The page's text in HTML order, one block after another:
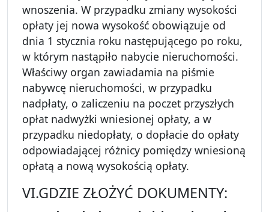
wnoszenia. W przypadku zmiany wysokości
opłaty jej nowa wysokość obowiązuje od
dnia 1 stycznia roku następującego po roku,
w którym nastąpiło nabycie nieruchomości.
Właściwy organ zawiadamia na piśmie
nabywcę nieruchomości, w przypadku
nadpłaty, o zaliczeniu na poczet przyszłych
opłat nadwyżki wniesionej opłaty, a w
przypadku niedopłaty, o dopłacie do opłaty
odpowiadającej różnicy pomiędzy wniesioną
opłatą a nową wysokością opłaty.
VI.GDZIE ZŁOŻYĆ DOKUMENTY: